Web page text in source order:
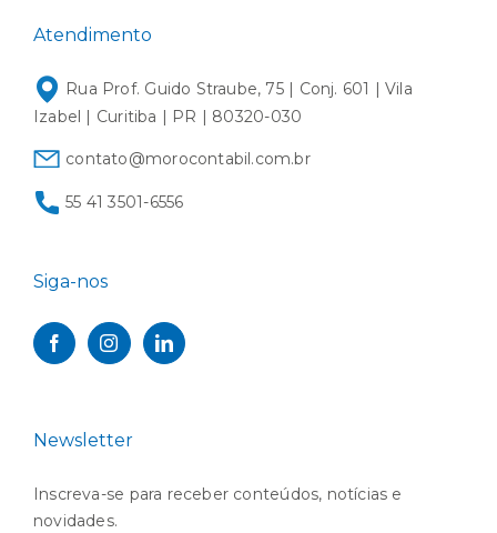
Atendimento
Rua Prof. Guido Straube, 75 | Conj. 601 | Vila
Izabel | Curitiba | PR | 80320-030
contato@morocontabil.com.br
55 41 3501-6556
Siga-nos
Newsletter
Inscreva-se para receber conteúdos, notícias e
novidades.